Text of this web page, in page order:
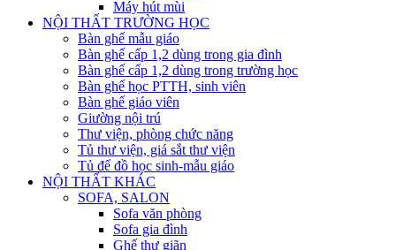
Máy hút mùi
NỘI THẤT TRƯỜNG HỌC
Bàn ghế mẫu giáo
Bàn ghế cấp 1,2 dùng trong gia đình
Bàn ghế cấp 1,2 dùng trong trường học
Bàn ghế học PTTH, sinh viên
Bàn ghế giáo viên
Giường nội trú
Thư viện, phòng chức năng
Tủ thư viện, giá sắt thư viện
Tủ để đồ học sinh-mẫu giáo
NỘI THẤT KHÁC
SOFA, SALON
Sofa văn phòng
Sofa gia đình
Ghế thư giãn